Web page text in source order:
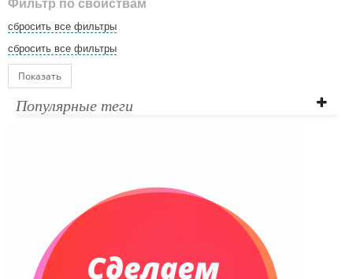
Фильтр по свойствам
сбросить все фильтры
сбросить все фильтры
Показать
Популярные теги